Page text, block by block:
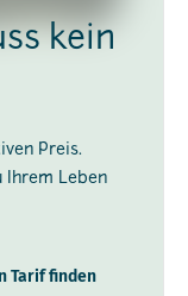
kein
Preis.
Ihrem Leben
Tarif finden